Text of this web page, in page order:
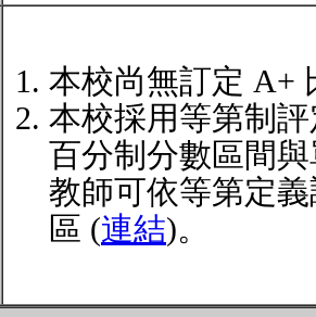
本校尚無訂定 A+
本校採用等第制
百分制分數區間
教師可依等第定
區 (連結)。